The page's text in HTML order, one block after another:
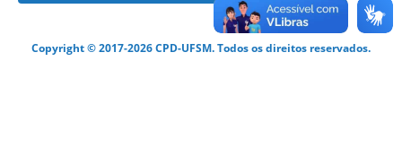
Copyright © 2017-2026 CPD-UFSM. Todos os direitos reservados.